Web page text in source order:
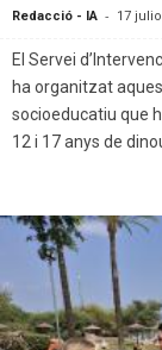
Redacció - IA - 17
El Servei
ha organitzat
socioeducatiu que
12 i 17 anys de